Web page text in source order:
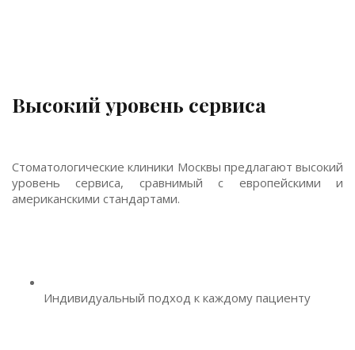
Высокий уровень сервиса
Стоматологические клиники Москвы предлагают высокий
уровень сервиса, сравнимый с европейскими и
американскими стандартами.
Индивидуальный подход к каждому пациенту